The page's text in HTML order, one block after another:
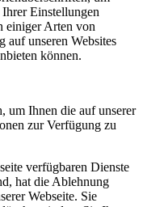
Einstellungen
einiger Arten von
unseren Websites
können.
um Ihnen die auf unserer
zur Verfügung zu
verfügbaren Dienste
hat die Ablehnung
Webseite. Sie